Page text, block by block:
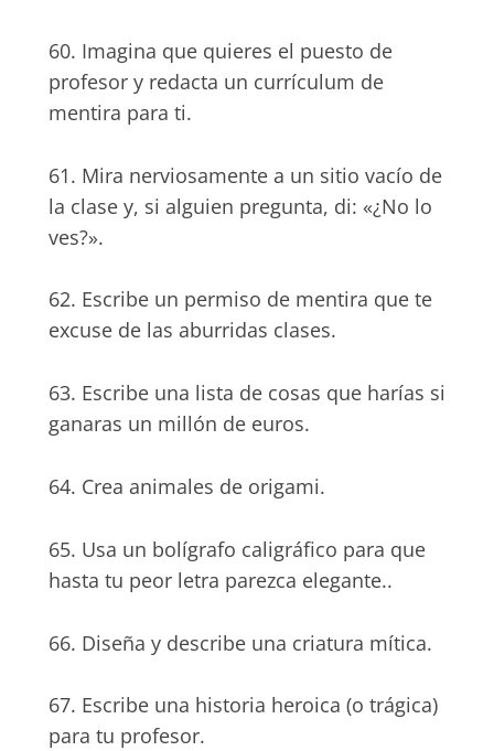
60. Imagina que quieres el puesto de
profesor y redacta un currículum de
mentira para ti.
61. Mira nerviosamente a un sitio vacío de
la clase y, si alguien pregunta, di: «¿No lo
ves?».
62. Escribe un permiso de mentira que te
excuse de las aburridas clases.
63. Escribe una lista de cosas que harías si
ganaras un millón de euros.
64. Crea animales de origami.
65. Usa un bolígrafo caligráfico para que
hasta tu peor letra parezca elegante..
66. Diseña y describe una criatura mítica.
67. Escribe una historia heroica (o trágica)
para tu profesor.